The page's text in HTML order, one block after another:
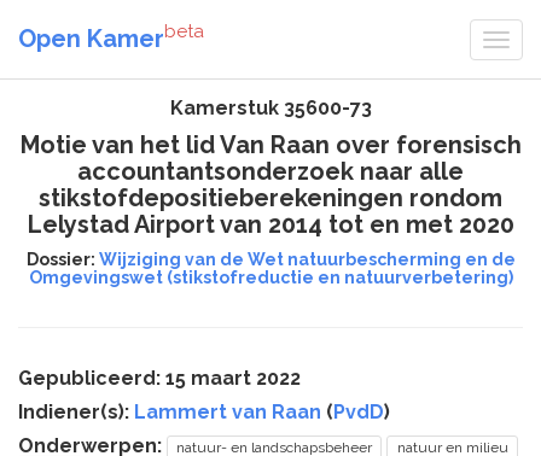
Open Kamerbeta
Kamerstuk 35600-73
Motie van het lid Van Raan over forensisch
accountantsonderzoek naar alle
stikstofdepositieberekeningen rondom
Lelystad Airport van 2014 tot en met 2020
Dossier: Wijziging van de Wet natuurbescherming en de
Omgevingswet (stikstofreductie en natuurverbetering)
Gepubliceerd: 15 maart 2022
Indiener(s): Lammert van Raan (PvdD)
Onderwerpen:
natuur- en landschapsbeheer
natuur en milieu